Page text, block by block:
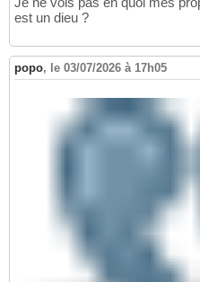
est un dieu ?
popo, le 03/07/2026 à 17h05